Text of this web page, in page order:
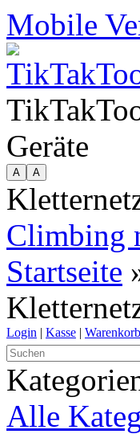
Mobile
Geräte
Climbing
Startseite
Login | Kasse | Warenkorb
Alle